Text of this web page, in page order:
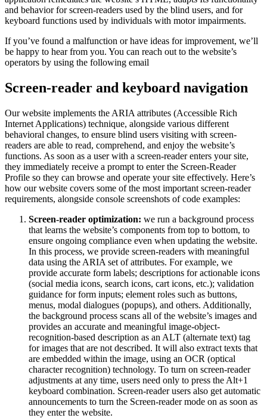
and behavior for screen-readers used by the blind users, and for
keyboard functions used by individuals with motor impairments.
If you’ve found a malfunction or have ideas for improvement, we’ll
be happy to hear from you. You can reach out to the website’s
operators by using the following email
Screen-reader and keyboard navigation
Our website implements the ARIA attributes (Accessible Rich
Internet Applications) technique, alongside various different
behavioral changes, to ensure blind users visiting with screen-
readers are able to read, comprehend, and enjoy the website’s
functions. As soon as a user with a screen-reader enters your site,
they immediately receive a prompt to enter the Screen-Reader
Profile so they can browse and operate your site effectively. Here’s
how our website covers some of the most important screen-reader
requirements, alongside console screenshots of code examples:
Screen-reader optimization: we run a background process
that learns the website’s components from top to bottom, to
ensure ongoing compliance even when updating the website.
In this process, we provide screen-readers with meaningful
data using the ARIA set of attributes. For example, we
provide accurate form labels; descriptions for actionable icons
(social media icons, search icons, cart icons, etc.); validation
guidance for form inputs; element roles such as buttons,
menus, modal dialogues (popups), and others. Additionally,
the background process scans all of the website’s images and
provides an accurate and meaningful image-object-
recognition-based description as an ALT (alternate text) tag
for images that are not described. It will also extract texts that
are embedded within the image, using an OCR (optical
character recognition) technology. To turn on screen-reader
adjustments at any time, users need only to press the Alt+1
keyboard combination. Screen-reader users also get automatic
announcements to turn the Screen-reader mode on as soon as
they enter the website.